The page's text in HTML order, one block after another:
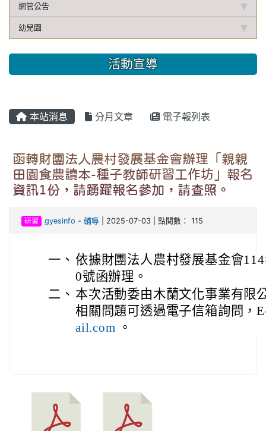
網管公告
幼兒園
活動宣導
本站消息 分月文章 電子報列表
函轉財團法人農村發展基金會辦理「親親
田園食農讀本-種子教師研習工作坊」報名
資訊1份，請踴躍報名參加，請查照。
研習 gyesinfo - 輔導| 2025-07-03 | 點閱數： 115
一、 依據財團法人農村發展基金會
0號函辦理。
二、 本次活動委由木蘭文化事業有限
相關問題可透過電子信箱詢問，
ail.com 。